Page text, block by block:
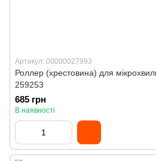
Артикул: 00000027993
Роллер (хрестовина) для
259253
685 грн
В наявності